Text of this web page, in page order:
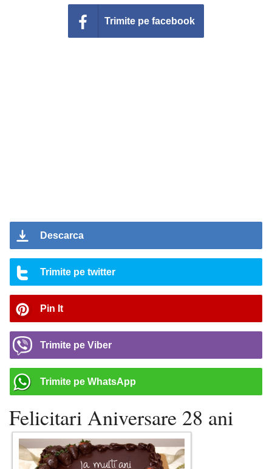
Trimite pe facebook
Descarca
Trimite pe twitter
Pin It
Trimite pe Viber
Trimite pe WhatsApp
Felicitari Aniversare 28 ani